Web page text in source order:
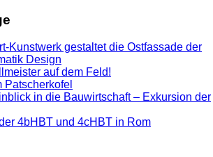
Kunstwerk gestaltet die Ostfassade der
Design
auf dem Feld!
Patscherkofel
in die Bauwirtschaft – Exkursion der
4bHBT und 4cHBT in Rom